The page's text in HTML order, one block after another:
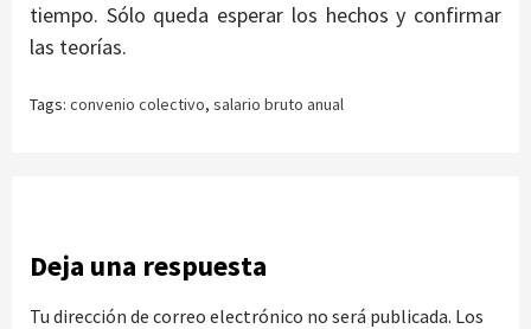
tiempo. Sólo queda esperar los hechos y confirmar
las teorías.
Tags: convenio colectivo, salario bruto anual
Deja una respuesta
Tu dirección de correo electrónico no será publicada. Los